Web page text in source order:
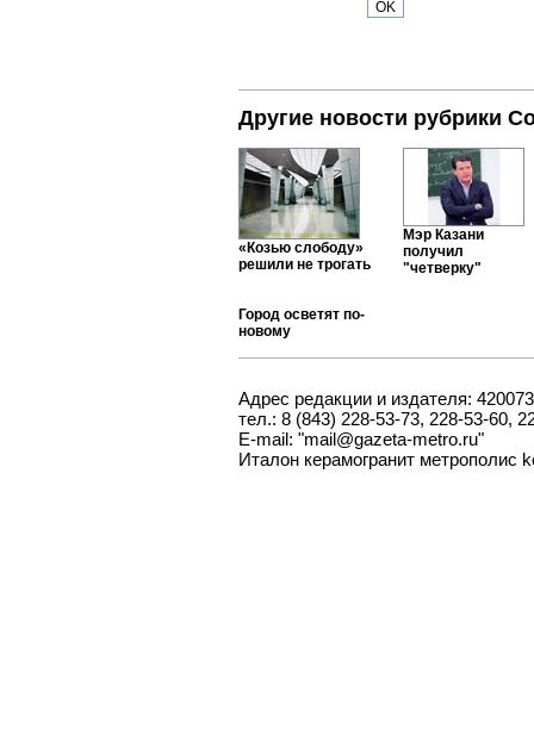
Другие новости рубрики
«Козью слободу»
решили не трогать
Мэр Казани
получил
"четверку"
Город осветят по-
новому
Адрес редакции и издателя:
тел.: 8 (843) 228-53-73, 228-53-60,
E-mail: "mail@gazeta-metro.ru"
Италон керамогранит метрополис